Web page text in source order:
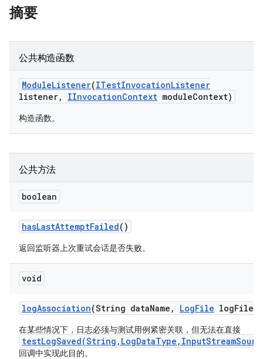
摘要
公共构造函数
ModuleListener(ITestInvocationListener
listener, IInvocationContext moduleContext)
构造函数。
公共方法
boolean
hasLastAttemptFailed()
返回监听器上次重试会话是否失败。
void
logAssociation(String dataName , LogFile logFile)
在某些情况下，日志必须与测试用例紧密关联，但无法在直接
回调中实现此目的。